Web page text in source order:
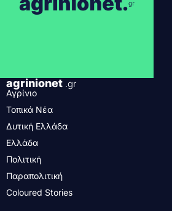
agrinionet .gr
Αγρίνιο
Τοπικά Νέα
Δυτική Ελλάδα
Ελλάδα
Πολιτική
Παραπολιτική
Coloured Stories